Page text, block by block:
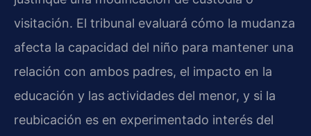
visitación. El tribunal evaluará cómo la mudanza
afecta la capacidad del niño para mantener una
relación con ambos padres, el impacto en la
educación y las actividades del menor, y si la
reubicación es en experimentado interés del